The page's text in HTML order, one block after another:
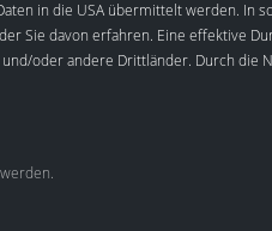
in die USA übermittelt werden. In
Sie davon erfahren. Eine effektive
oder andere Drittländer. Durch die